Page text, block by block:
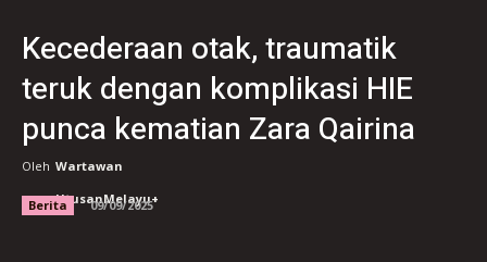
Kecederaan otak, traumatik
teruk dengan komplikasi HIE
punca kematian Zara Qairina
Oleh Wartawan
UtusanMelayu+
Berita 09/09/2025